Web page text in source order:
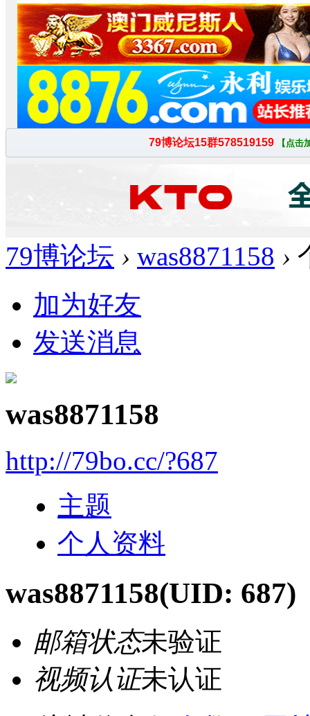
79博论坛 › was8871158 ›
加为好友
发送消息
was8871158
http://79bo.cc/?687
主题
个人资料
was8871158(UID: 687)
邮箱状态未验证
视频认证未认证